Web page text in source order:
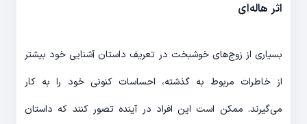
اثر هاله‌ای
بسیاری از زوج‌های خوشبخت در تعریف داستان آشنایی خود بیشتر
از خاطرات مربوط به گذشته، احساسات کنونی خود را به کار
می‌گیرند. ممکن است این افراد در آینده تصور کنند که داستان